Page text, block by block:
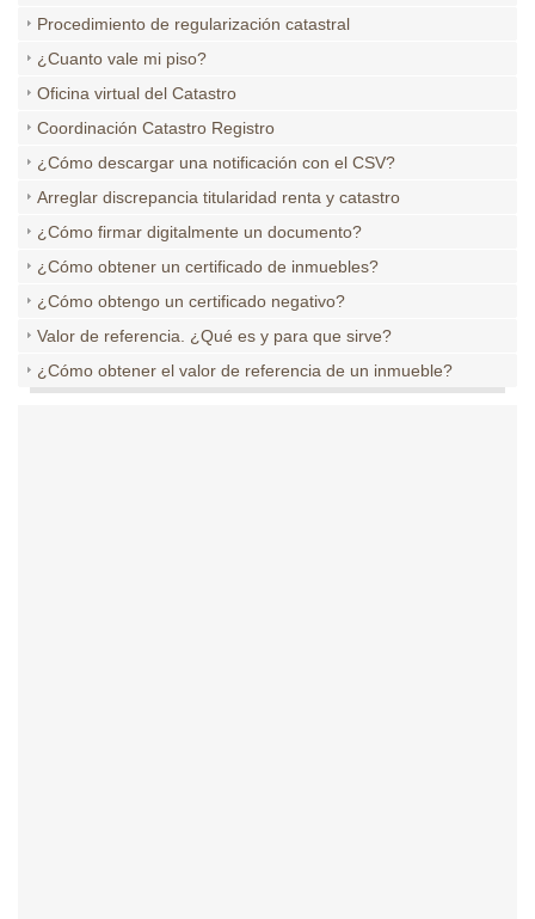
Procedimiento de regularización catastral
¿Cuanto vale mi piso?
Oficina virtual del Catastro
Coordinación Catastro Registro
¿Cómo descargar una notificación con el CSV?
Arreglar discrepancia titularidad renta y catastro
¿Cómo firmar digitalmente un documento?
¿Cómo obtener un certificado de inmuebles?
¿Cómo obtengo un certificado negativo?
Valor de referencia. ¿Qué es y para que sirve?
¿Cómo obtener el valor de referencia de un inmueble?